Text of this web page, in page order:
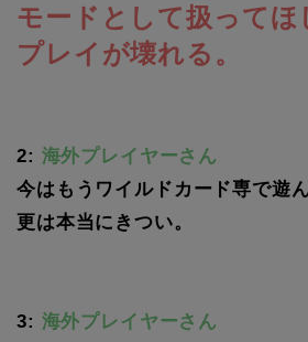
モードとして扱ってほ
プレイが壊れる。
2: 海外プレイヤーさん
今はもうワイルドカード専で遊
更は本当にきつい。
3: 海外プレイヤーさん